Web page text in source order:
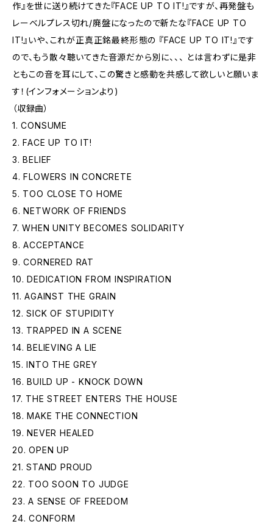
作』を世に送り続けてきた『FACE UP TO IT!』ですが、再発盤も
レーベルプレス切れ/廃盤になったので新たな『FACE UP TO
IT!』いや、これが正真正銘最終形態の 『FACE UP TO IT!』です
ので、もう散々聴いてきた音源だから別に、、、 とは言わずに是非
ともこの音を耳にして、この驚きと感動を共感して欲しいと願いま
す！(インフォメーションより)
（収録曲）
1. CONSUME
2. FACE UP TO IT!
3. BELIEF
4. FLOWERS IN CONCRETE
5. TOO CLOSE TO HOME
6. NETWORK OF FRIENDS
7. WHEN UNITY BECOMES SOLIDARITY
8. ACCEPTANCE
9. CORNERED RAT
10. DEDICATION FROM INSPIRATION
11. AGAINST THE GRAIN
12. SICK OF STUPIDITY
13. TRAPPED IN A SCENE
14. BELIEVING A LIE
15. INTO THE GREY
16. BUILD UP - KNOCK DOWN
17. THE STREET ENTERS THE HOUSE
18. MAKE THE CONNECTION
19. NEVER HEALED
20. OPEN UP
21. STAND PROUD
22. TOO SOON TO JUDGE
23. A SENSE OF FREEDOM
24. CONFORM